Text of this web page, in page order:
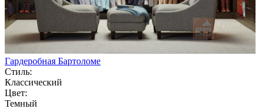
Гардеробная Бартоломе
Стиль:
Классический
Цвет:
Темный